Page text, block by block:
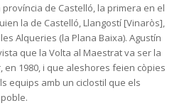
de Castelló, la primera en el
la de Castelló, Llangostí [Vinaròs],
Alqueries (la Plana Baixa). Agustín
que la Volta al Maestrat va ser la
1980, i que aleshores feien còpies
equips amb un ciclostil que els